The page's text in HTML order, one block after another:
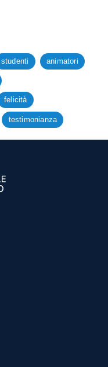
studenti animatori
felicità
testimonianza